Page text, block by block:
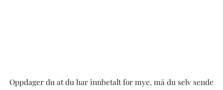
Oppdager du at du har innbetalt for mye, må du selv sende